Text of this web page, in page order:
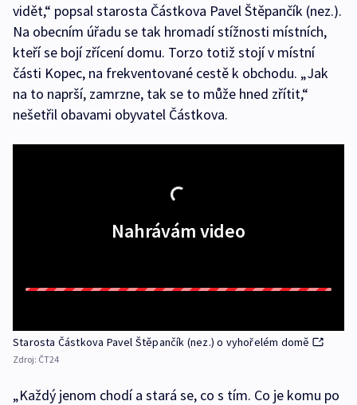
vidět,“ popsal starosta Částkova Pavel Štěpančík (nez.).
Na obecním úřadu se tak hromadí stížnosti místních,
kteří se bojí zřícení domu. Torzo totiž stojí v místní
části Kopec, na frekventované cestě k obchodu. „Jak
na to naprší, zamrzne, tak se to může hned zřítit,“
nešetřil obavami obyvatel Částkova.
Nahrávám video
Starosta Částkova Pavel Štěpančík (nez.) o vyhořelém domě
Zdroj: ČT24
„Každý jenom chodí a stará se, co s tím. Co je komu po